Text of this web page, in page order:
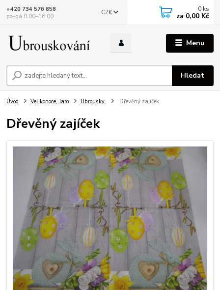
Menu
CZK
Hledat
+420 734 576 858
po–pá 8.00–16.00
0 ks
za 0,00 Kč
Úvod Velikonoce, Jaro Ubrousky Dřevěný zajíček
Dřevěný zajíček